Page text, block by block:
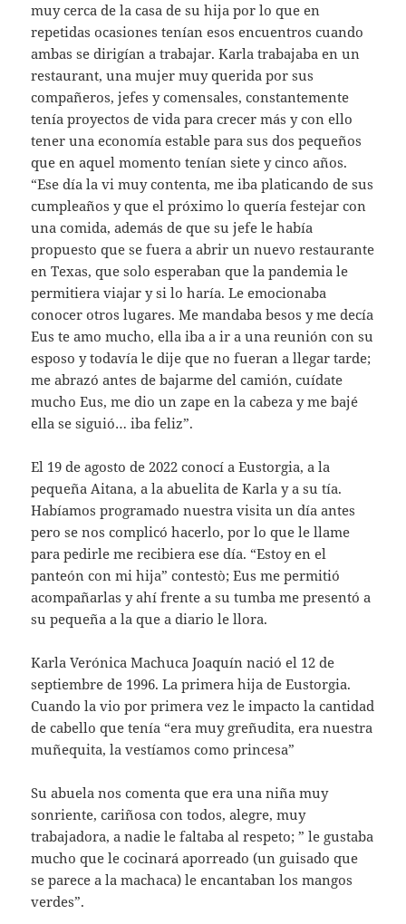
muy cerca de la casa de su hija por lo que en
repetidas ocasiones tenían esos encuentros cuando
ambas se dirigían a trabajar. Karla trabajaba en un
restaurant, una mujer muy querida por sus
compañeros, jefes y comensales, constantemente
tenía proyectos de vida para crecer más y con ello
tener una economía estable para sus dos pequeños
que en aquel momento tenían siete y cinco años.
“Ese día la vi muy contenta, me iba platicando de sus
cumpleaños y que el próximo lo quería festejar con
una comida, además de que su jefe le había
propuesto que se fuera a abrir un nuevo restaurante
en Texas, que solo esperaban que la pandemia le
permitiera viajar y si lo haría. Le emocionaba
conocer otros lugares. Me mandaba besos y me decía
Eus te amo mucho, ella iba a ir a una reunión con su
esposo y todavía le dije que no fueran a llegar tarde;
me abrazó antes de bajarme del camión, cuídate
mucho Eus, me dio un zape en la cabeza y me bajé
ella se siguió… iba feliz”.
El 19 de agosto de 2022 conocí a Eustorgia, a la
pequeña Aitana, a la abuelita de Karla y a su tía.
Habíamos programado nuestra visita un día antes
pero se nos complicó hacerlo, por lo que le llame
para pedirle me recibiera ese día. “Estoy en el
panteón con mi hija” contestò; Eus me permitió
acompañarlas y ahí frente a su tumba me presentó a
su pequeña a la que a diario le llora.
Karla Verónica Machuca Joaquín nació el 12 de
septiembre de 1996. La primera hija de Eustorgia.
Cuando la vio por primera vez le impacto la cantidad
de cabello que tenía “era muy greñudita, era nuestra
muñequita, la vestíamos como princesa”
Su abuela nos comenta que era una niña muy
sonriente, cariñosa con todos, alegre, muy
trabajadora, a nadie le faltaba al respeto; ” le gustaba
mucho que le cocinará aporreado (un guisado que
se parece a la machaca) le encantaban los mangos
verdes”.